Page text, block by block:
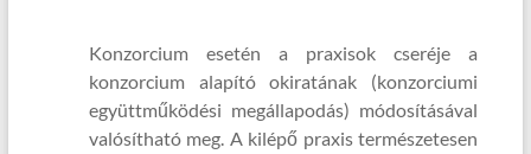
Konzorcium esetén a praxisok cseréje a
konzorcium alapító okiratának (konzorciumi
együttműködési megállapodás) módosításával
valósítható meg. A kilépő praxis természetesen